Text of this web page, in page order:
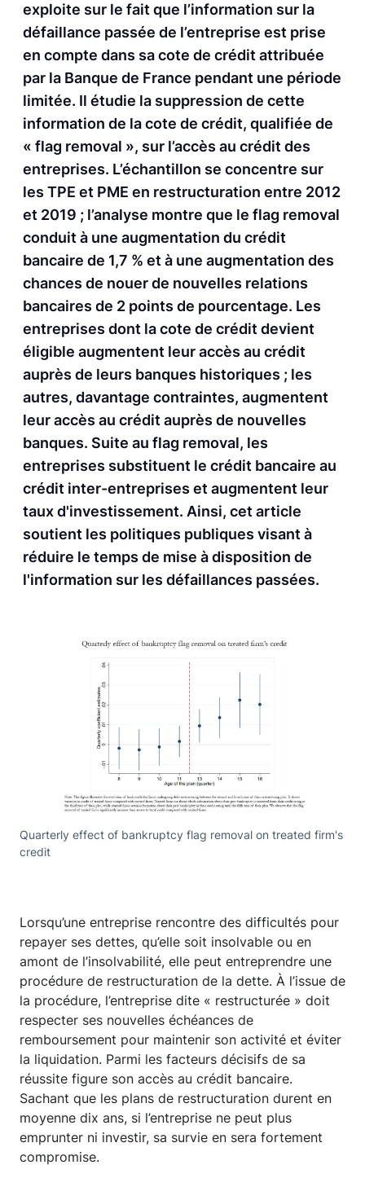
exploite sur le fait que l’information sur la
défaillance passée de l’entreprise est prise
en compte dans sa cote de crédit attribuée
par la Banque de France pendant une période
limitée. Il étudie la suppression de cette
information de la cote de crédit, qualifiée de
« flag removal », sur l’accès au crédit des
entreprises. L’échantillon se concentre sur
les TPE et PME en restructuration entre 2012
et 2019 ; l’analyse montre que le flag removal
conduit à une augmentation du crédit
bancaire de 1,7 % et à une augmentation des
chances de nouer de nouvelles relations
bancaires de 2 points de pourcentage. Les
entreprises dont la cote de crédit devient
éligible augmentent leur accès au crédit
auprès de leurs banques historiques ; les
autres, davantage contraintes, augmentent
leur accès au crédit auprès de nouvelles
banques. Suite au flag removal, les
entreprises substituent le crédit bancaire au
crédit inter-entreprises et augmentent leur
taux d'investissement. Ainsi, cet article
soutient les politiques publiques visant à
réduire le temps de mise à disposition de
l'information sur les défaillances passées.
Quarterly effect of bankruptcy flag removal on treated firm's
credit
Lorsqu’une entreprise rencontre des difficultés pour
repayer ses dettes, qu’elle soit insolvable ou en
amont de l’insolvabilité, elle peut entreprendre une
procédure de restructuration de la dette. À l’issue de
la procédure, l’entreprise dite « restructurée » doit
respecter ses nouvelles échéances de
remboursement pour maintenir son activité et éviter
la liquidation. Parmi les facteurs décisifs de sa
réussite figure son accès au crédit bancaire.
Sachant que les plans de restructuration durent en
moyenne dix ans, si l’entreprise ne peut plus
emprunter ni investir, sa survie en sera fortement
compromise.